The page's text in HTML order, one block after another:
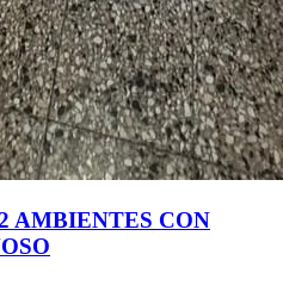
AMBIENTES CON